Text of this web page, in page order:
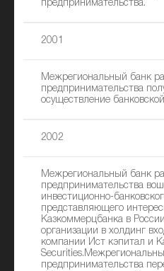
предпринимательства.
2001
Межрегиональный банк
предпринимательства
осуществление
2002
Межрегиональный банк
предпринимательства
инвестиционно-
представляющего
Казкоммерцбанка в
организации в холдинг
компании Ист кэпитал и
предпринимательства